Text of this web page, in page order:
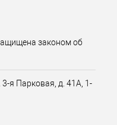
законом об
я Парковая, д. 41А, 1-